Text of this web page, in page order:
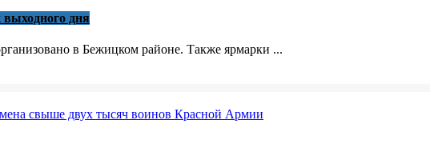
дня
в Бежицком районе. Также ярмарки ...